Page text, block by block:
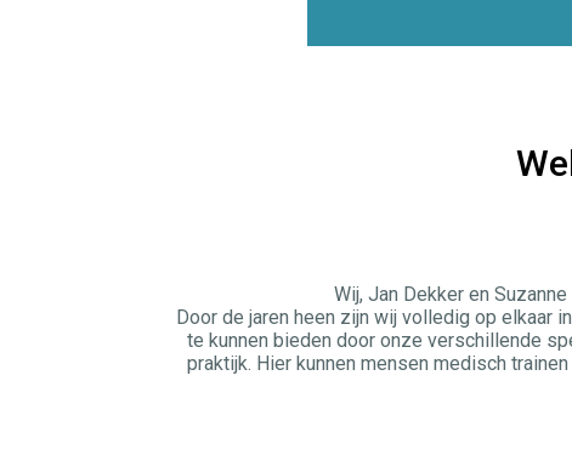
Wij, Jan Dekker en
Door de jaren heen zijn wij volledig op elkaar
te kunnen bieden door onze verschillende
praktijk. Hier kunnen mensen medisch